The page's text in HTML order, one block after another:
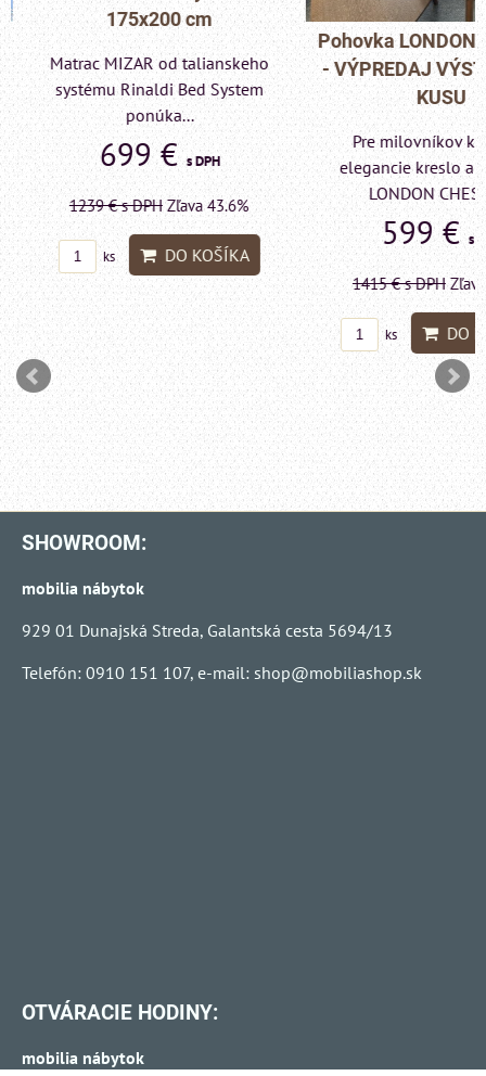
175x200 cm
Matrac MIZAR od talianskeho
systému Rinaldi Bed System
ponúka...
699 €s DPH
1239 €s DPH Zľava 43.6%
ks DO KOŠÍKA
Pohovka LONDON
- VÝPREDAJ
KUSU
Pre milovníkov
elegancie kreslo a
LONDON
599 €s
1415 €s DPH Zľava
ks DO
SHOWROOM:
mobilia nábytok
929 01 Dunajská Streda, Galantská cesta 5694/13
Telefón: 0910 151 107, e-mail: shop@mobiliashop.sk
OTVÁRACIE HODINY:
mobilia nábytok